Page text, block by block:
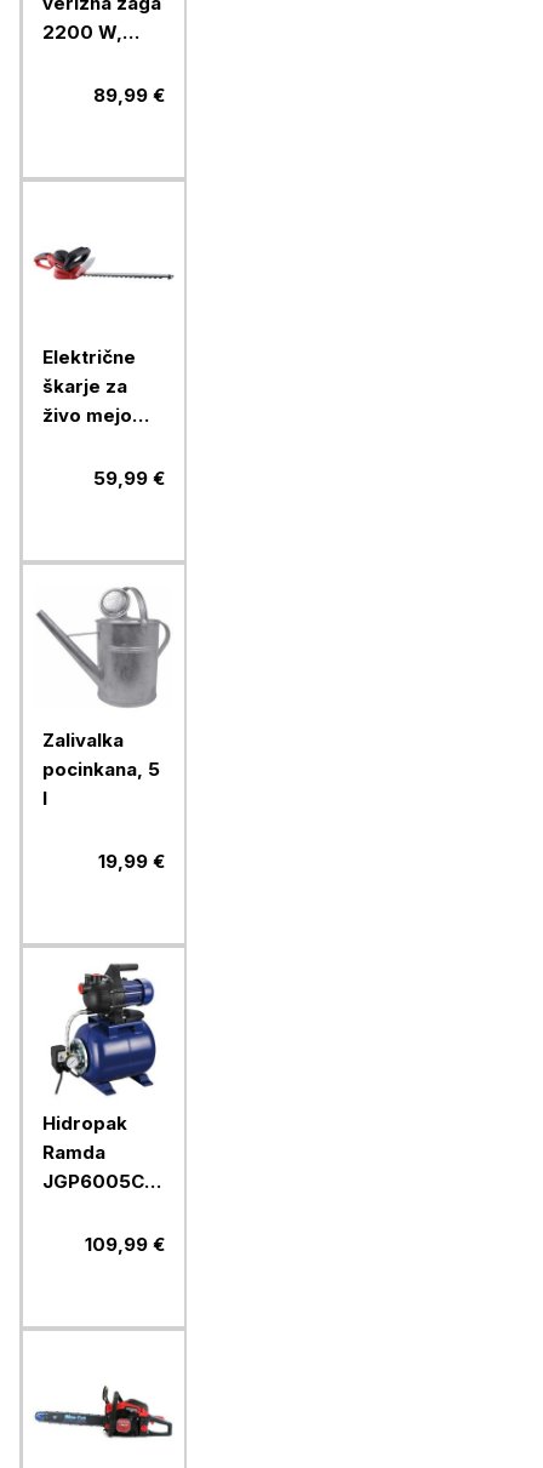
2200 W,
3/8"PICCO,
89,99 €
Električne
škarje za
živo mejo
895238,59,99 €
Zalivalka
pocinkana, 5
l
19,99 €
Hidropak
Ramda
JGP6005C,
109,99 €